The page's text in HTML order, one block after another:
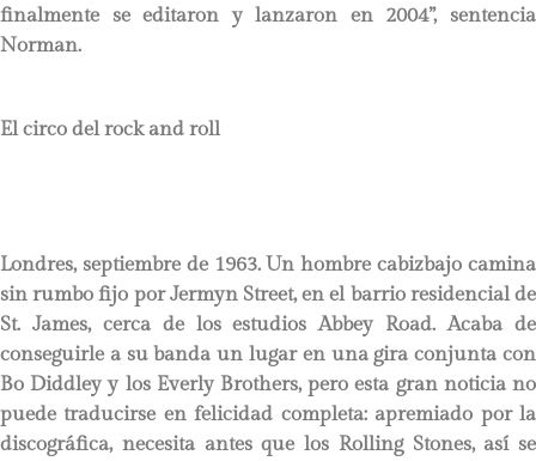
finalmente se editaron y lanzaron en 2004”, sentencia
Norman.
El circo del rock and roll
Londres, septiembre de 1963. Un hombre cabizbajo camina
sin rumbo fijo por Jermyn Street, en el barrio residencial de
St. James, cerca de los estudios Abbey Road. Acaba de
conseguirle a su banda un lugar en una gira conjunta con
Bo Diddley y los Everly Brothers, pero esta gran noticia no
puede traducirse en felicidad completa: apremiado por la
discográfica, necesita antes que los Rolling Stones, así se